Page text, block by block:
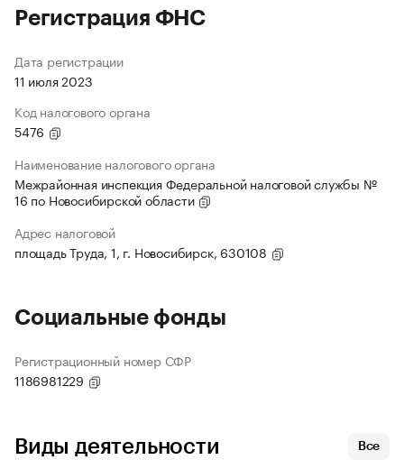
Регистрация ФНС
Дата регистрации
11 июля 2023
Код налогового органа
5476
Наименование налогового органа
Межрайонная инспекция Федеральной налоговой службы №
16 по Новосибирской области
Адрес налоговой
площадь Труда, 1, г. Новосибирск, 630108
Социальные фонды
Регистрационный номер СФР
1186981229
Виды деятельности Все